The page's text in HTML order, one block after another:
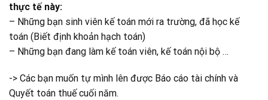
thực tế này:
– Những bạn sinh viên kế toán mới ra trường, đã học kế
toán (Biết định khoản hạch toán)
– Những bạn đang làm kế toán viên, kế toán nội bộ …
-> Các bạn muốn tự mình lên được Báo cáo tài chính và
Quyết toán thuế cuối năm.